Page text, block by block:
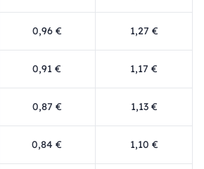
0,96 € 1,27 €
0,91 € 1,17 €
0,87 € 1,13 €
0,84 € 1,10 €